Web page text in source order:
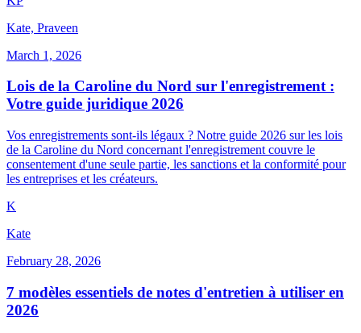
Kate, Praveen
March 1, 2026
Lois de la Caroline du Nord sur l'enregistrement :
Votre guide juridique 2026
Vos enregistrements sont-ils légaux ? Notre guide 2026 sur les lois
de la Caroline du Nord concernant l'enregistrement couvre le
consentement d'une seule partie, les sanctions et la conformité pour
les entreprises et les créateurs.
K
Kate
February 28, 2026
7 modèles essentiels de notes d'entretien à utiliser en
2026